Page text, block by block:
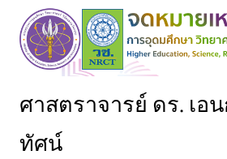
ศาสตราจารย์ ดร. เอ
ทัศน์